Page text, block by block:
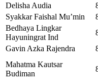
Delisha Audia
Syakkar Faishal Mu’min
Bedhaya Lingkar
Hayuningrat Ind
Gavin Azka Rajendra
Mahatma Kautsar
Budiman